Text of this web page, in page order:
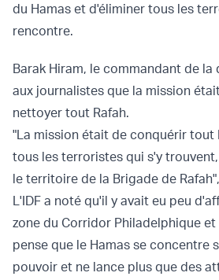
du Hamas et d'éliminer tous les
rencontre.
Barak Hiram, le commandant de la
aux journalistes que la mission
nettoyer tout Rafah.
"La mission était de conquérir tout
tous les terroristes qui s'y
le territoire de la Brigade de
L'IDF a noté qu'il y avait eu peu
zone du Corridor Philadelphique et
pense que le Hamas se concentre
pouvoir et ne lance plus que des